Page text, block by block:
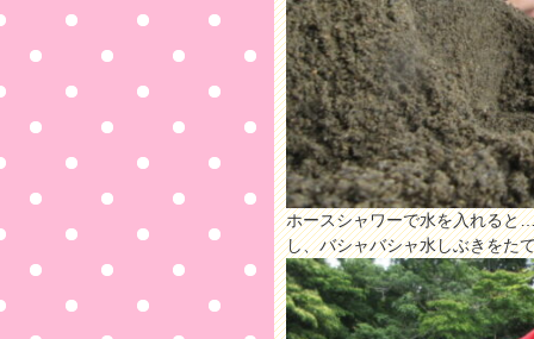
ホースシャワーで水を入れると
し、バシャバシャ水しぶきをた